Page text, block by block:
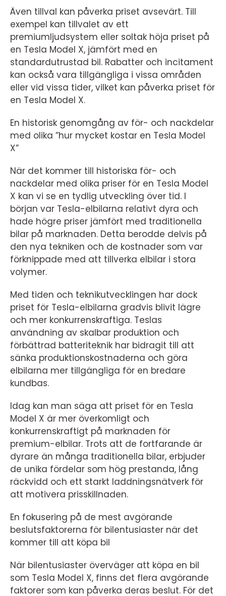
Även tillval kan påverka priset avsevärt. Till
exempel kan tillvalet av ett
premiumljudsystem eller soltak höja priset på
en Tesla Model X, jämfört med en
standardutrustad bil. Rabatter och incitament
kan också vara tillgängliga i vissa områden
eller vid vissa tider, vilket kan påverka priset för
en Tesla Model X.
En historisk genomgång av för- och nackdelar
med olika ”hur mycket kostar en Tesla Model
X”
När det kommer till historiska för- och
nackdelar med olika priser för en Tesla Model
X kan vi se en tydlig utveckling över tid. I
början var Tesla-elbilarna relativt dyra och
hade högre priser jämfört med traditionella
bilar på marknaden. Detta berodde delvis på
den nya tekniken och de kostnader som var
förknippade med att tillverka elbilar i stora
volymer.
Med tiden och teknikutvecklingen har dock
priset för Tesla-elbilarna gradvis blivit lägre
och mer konkurrenskraftiga. Teslas
användning av skalbar produktion och
förbättrad batteriteknik har bidragit till att
sänka produktionskostnaderna och göra
elbilarna mer tillgängliga för en bredare
kundbas.
Idag kan man säga att priset för en Tesla
Model X är mer överkomligt och
konkurrenskraftigt på marknaden för
premium-elbilar. Trots att de fortfarande är
dyrare än många traditionella bilar, erbjuder
de unika fördelar som hög prestanda, lång
räckvidd och ett starkt laddningsnätverk för
att motivera prisskillnaden.
En fokusering på de mest avgörande
beslutsfaktorerna för bilentusiaster när det
kommer till att köpa bil
När bilentusiaster överväger att köpa en bil
som Tesla Model X, finns det flera avgörande
faktorer som kan påverka deras beslut. För det